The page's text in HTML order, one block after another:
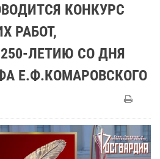
КОНКУРС
РАБОТ,
ЛЕТИЮ СО ДНЯ
Е.Ф.КОМАРОВСКОГО